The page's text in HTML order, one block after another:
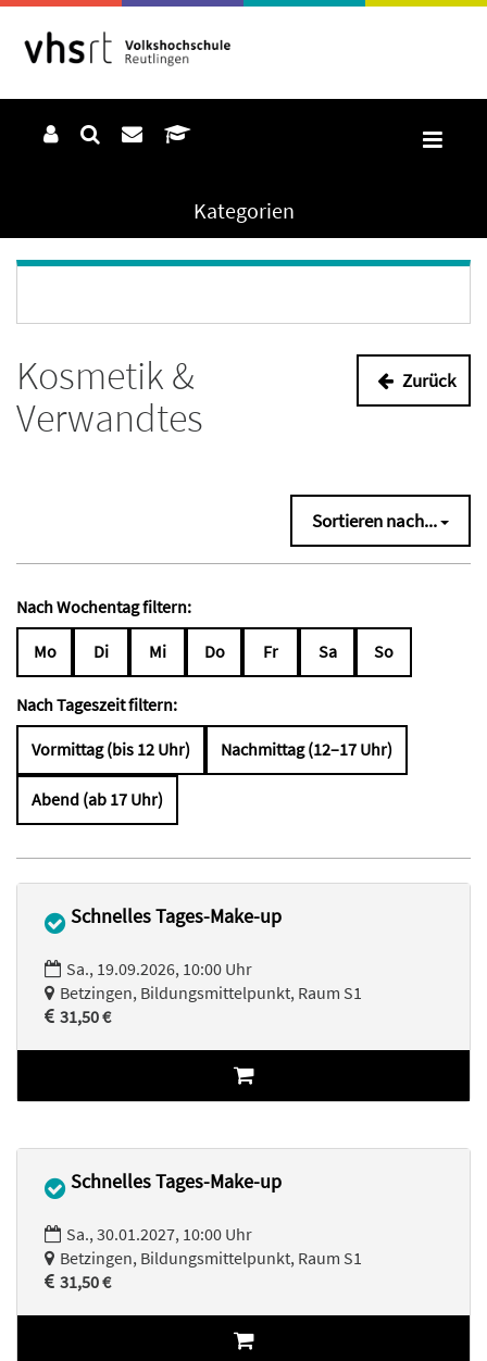
Kategorien
Kosmetik &
Verwandtes
Zurück
Sortieren nach...
Nach Wochentag filtern:
Mo Di Mi Do Fr Sa So
Nach Tageszeit filtern:
Vormittag (bis 12 Uhr) Nachmittag (12–17 Uhr)
Abend (ab 17 Uhr)
Schnelles Tages-Make-up
Sa., 19.09.2026, 10:00 Uhr
Betzingen, Bildungsmittelpunkt, Raum S1
31,50 €
Schnelles Tages-Make-up
Sa., 30.01.2027, 10:00 Uhr
Betzingen, Bildungsmittelpunkt, Raum S1
31,50 €